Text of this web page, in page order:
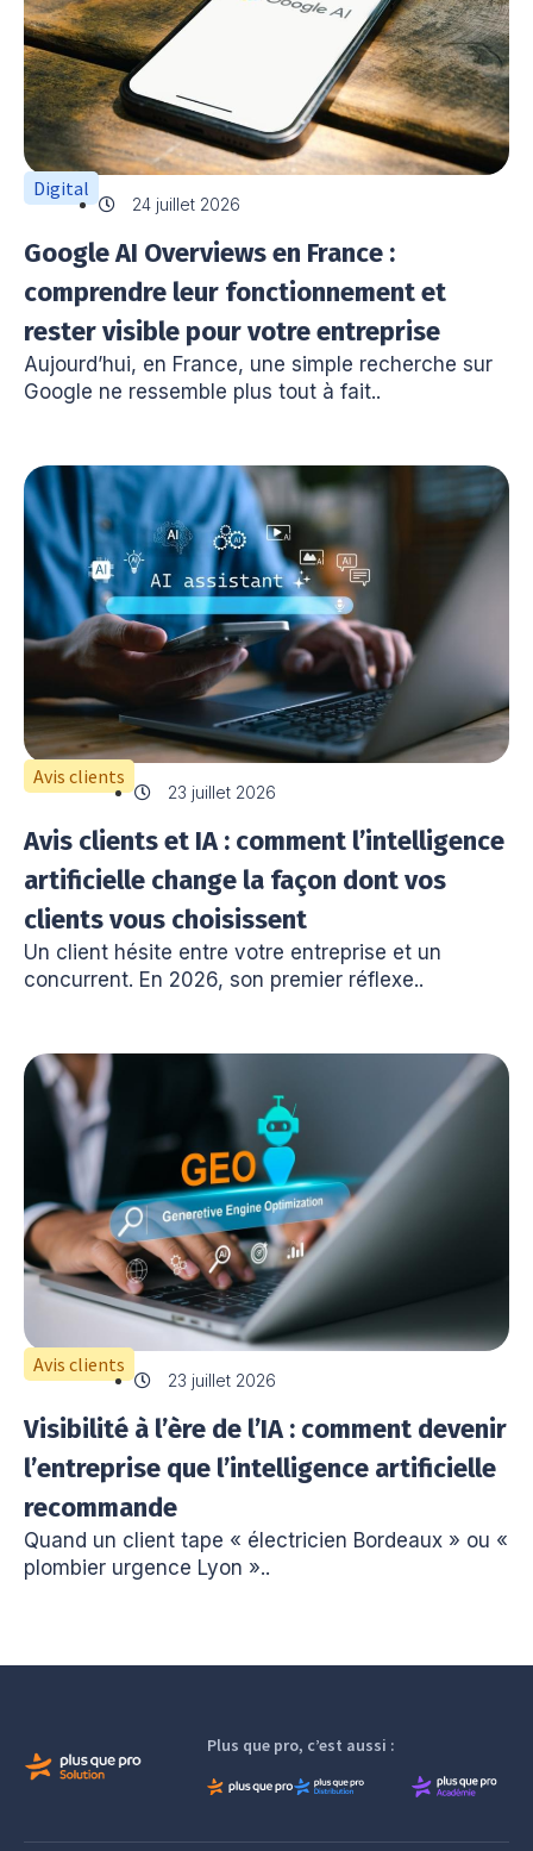
Digital
24 juillet 2026
Google AI Overviews en France :
comprendre leur fonctionnement et
rester visible pour votre entreprise
Aujourd’hui, en France, une simple recherche sur
Google ne ressemble plus tout à fait..
Avis clients
23 juillet 2026
Avis clients et IA : comment l’intelligence
artificielle change la façon dont vos
clients vous choisissent
Un client hésite entre votre entreprise et un
concurrent. En 2026, son premier réflexe..
Avis clients
23 juillet 2026
Visibilité à l’ère de l’IA : comment devenir
l’entreprise que l’intelligence artificielle
recommande
Quand un client tape « électricien Bordeaux » ou «
plombier urgence Lyon »..
Plus que pro, c’est aussi :